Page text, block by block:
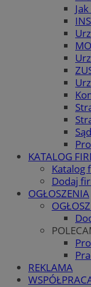
KATALOG
Katalog
Dodaj
OGŁOSZENIA
REKLAMA